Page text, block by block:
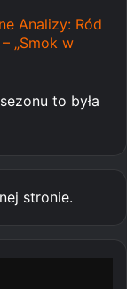
Analizy: Ród
„Smok w
to była
stronie.